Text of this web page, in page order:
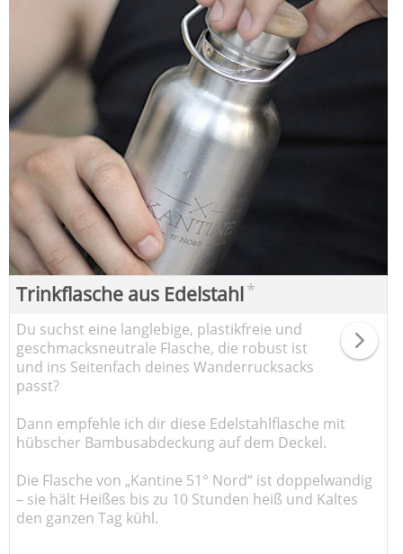
Trinkflasche aus Edelstahl*
Du suchst eine langlebige, plastikfreie und
geschmacksneutrale Flasche, die robust ist
und ins Seitenfach deines Wanderrucksacks
passt?
Dann empfehle ich dir diese Edelstahlflasche mit
hübscher Bambusabdeckung auf dem Deckel.
Die Flasche von „Kantine 51° Nord“ ist doppelwandig
– sie hält Heißes bis zu 10 Stunden heiß und Kaltes
den ganzen Tag kühl.